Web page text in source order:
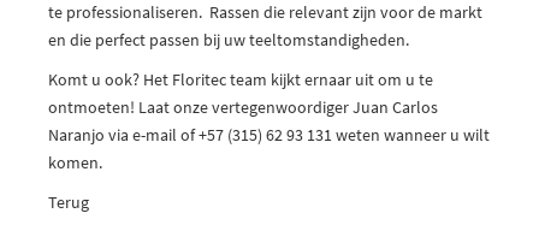
te professionaliseren. Rassen die relevant zijn voor de markt
en die perfect passen bij uw teeltomstandigheden.
Komt u ook? Het Floritec team kijkt ernaar uit om u te
ontmoeten! Laat onze vertegenwoordiger Juan Carlos
Naranjo via e-mail of +57 (315) 62 93 131 weten wanneer u wilt
komen.
Terug